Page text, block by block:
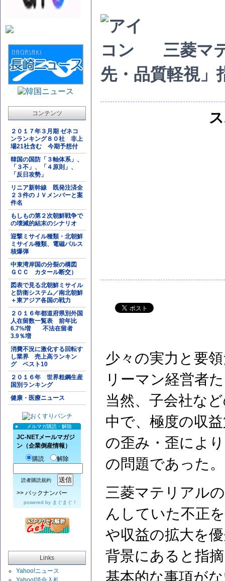
コンテンツ
２０１７年３月期 ゼネコ
ンランキング８０社 非上
場21社含む 今期予想付
韓国の国防「３軸体系」、
「３不」、「４原則」、
「反日攻勢」
リニア新幹線 既発注済全
２３件のＪＶメンバーと案
件名
もしもの第２次朝鮮戦争で
の壊滅的結末のシナリオ
迎撃ミサイル種類・北朝鮮
ミサイル種類、電磁パルス
核爆弾
中東湾岸国の分裂の構図
ＧＣＣ カタール断交）
図表で見る北朝鮮ミサイル
と防衛システム／南北朝鮮
＋東アジア各国の戦力
２０１６年都道府県別外国
人在留数一覧表 前年比
6.7%増 不法在留者
3.9％増
消費不況に激化する回転す
し業界 売上高ランキン
グ ベスト10
２０１６年 世界粗鋼生産
国別ランキング
健康・医療ニュース
メルマガ購読・解除
JC-NETメールマガジ
ン（企業倒産情報）
購読
解除
読者購読規約
>> バックナンバー
powered by まぐまぐ！
Links
Yahoo!ニュース
三菱マ
先・品質軽視
少々の実力と要
リーマン経営者
当然、子会社な
中で、極度の収
の歪み・歪によ
の問題であった。
三菱マテリアル
んしていた不正
や収益の拡大を
背景にあると指
基本的な事項が